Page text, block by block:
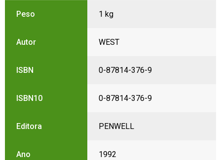
Peso 1 kg
Autor WEST
ISBN 0-87814-376-9
ISBN10 0-87814-376-9
Editora PENWELL
Ano 1992